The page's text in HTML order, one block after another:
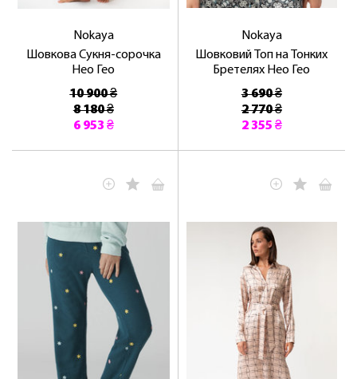
Nokaya
Шовкова Сукня-сорочка
Нео Гео
10 900 ₴
8 180 ₴
6 953 ₴
Nokaya
Шовковий Топ на Тонких
Бретелях Нео Гео
3 690 ₴
2 770 ₴
2 355 ₴